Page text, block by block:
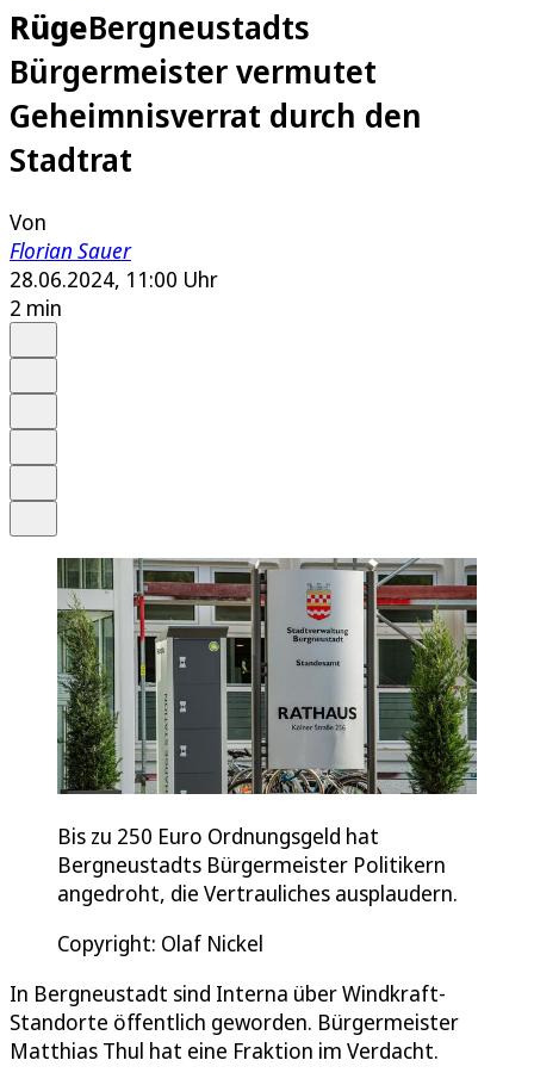
RügeBergneustadts
Bürgermeister vermutet
Geheimnisverrat durch den
Stadtrat
Von
Florian Sauer
28.06.2024, 11:00 Uhr
2 min
Bis zu 250 Euro Ordnungsgeld hat
Bergneustadts Bürgermeister Politikern
angedroht, die Vertrauliches ausplaudern.
Copyright: Olaf Nickel
In Bergneustadt sind Interna über Windkraft-
Standorte öffentlich geworden. Bürgermeister
Matthias Thul hat eine Fraktion im Verdacht.